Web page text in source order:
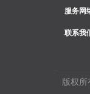
服务网
联系我
版权